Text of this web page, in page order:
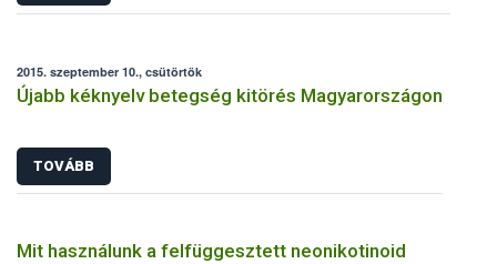
2015. szeptember 10., csütörtök
Újabb kéknyelv betegség kitörés Magyarországon
TOVÁBB
Mit használunk a felfüggesztett neonikotinoid